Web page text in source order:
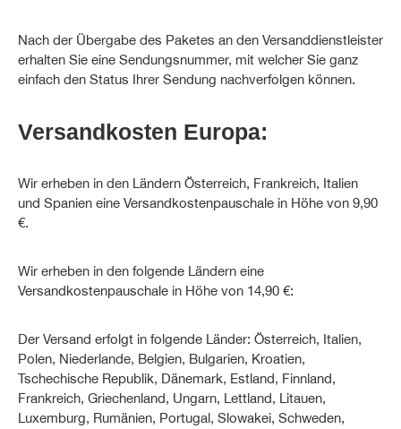
Nach der Übergabe des Paketes an den Versanddienstleister
erhalten Sie eine Sendungsnummer, mit welcher Sie ganz
einfach den Status Ihrer Sendung nachverfolgen können.
Versandkosten Europa:
Wir erheben in den Ländern Österreich, Frankreich, Italien
und Spanien eine Versandkostenpauschale in Höhe von 9,90
€.
Wir erheben in den folgende Ländern eine
Versandkostenpauschale in Höhe von 14,90 €:
Der Versand erfolgt in folgende Länder: Österreich, Italien,
Polen, Niederlande, Belgien, Bulgarien, Kroatien,
Tschechische Republik, Dänemark, Estland, Finnland,
Frankreich, Griechenland, Ungarn, Lettland, Litauen,
Luxemburg, Rumänien, Portugal, Slowakei, Schweden,